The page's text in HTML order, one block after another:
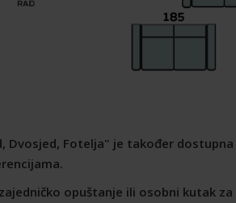
Dvosjed, Fotelja" je također
opuštanje ili osobni kutak